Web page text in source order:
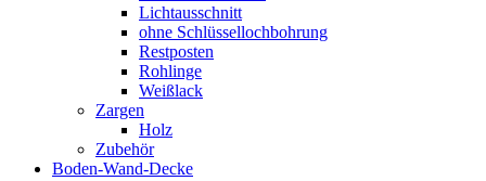
Lichtausschnitt
ohne Schlüssellochbohrung
Restposten
Rohlinge
Weißlack
Zargen
Holz
Zubehör
Boden-Wand-Decke